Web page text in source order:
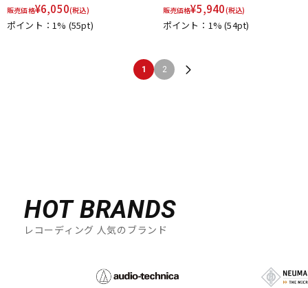
販売価格¥6,050(税込)
ポイント：1% (55pt)
販売価格¥5,940(税込)
ポイント：1%(54pt)
1 2
HOT BRANDS
レコーディング 人気のブランド